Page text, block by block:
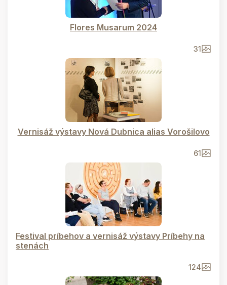
Flores Musarum 2024
31
Vernisáž výstavy Nová Dubnica alias Vorošilovo
61
Festival príbehov a vernisáž výstavy Príbehy na
stenách
124